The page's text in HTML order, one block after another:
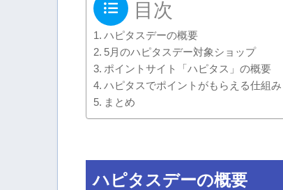
目次
ハピタスデーの概要
5月のハピタスデー対象ショップ
ポイントサイト「ハピタス」の概要
ハピタスでポイントがもらえる仕組み
まとめ
ハピタスデーの概要